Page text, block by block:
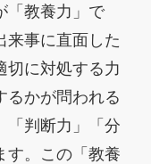
「教養力」で
来事に直面した
切に対処する力
るかが問われる
「判断力」「分
す。この「教養